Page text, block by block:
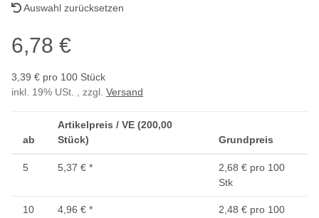
Auswahl zurücksetzen
6,78 €
3,39 € pro 100 Stück
inkl. 19% USt. , zzgl. Versand
ab
Artikelpreis / VE (200,00
Stück)
Grundpreis
5 5,37 € *
2,68 € pro 100
Stk
10 4,96 € *
2,48 € pro 100